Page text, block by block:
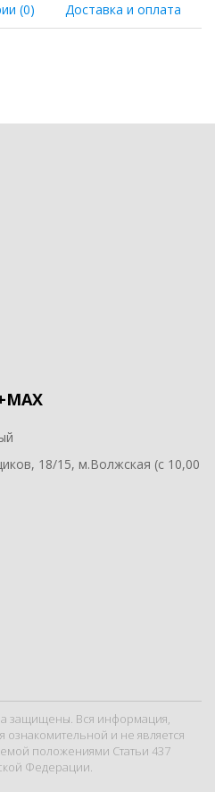
(0) Доставка и оплата
18/15, м.Волжская (с 10,00
защищены. Вся информация,
ознакомительной и не является
положениями Статьи 437
Федерации.